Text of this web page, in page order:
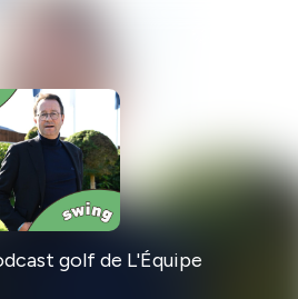
golf de L'Équipe